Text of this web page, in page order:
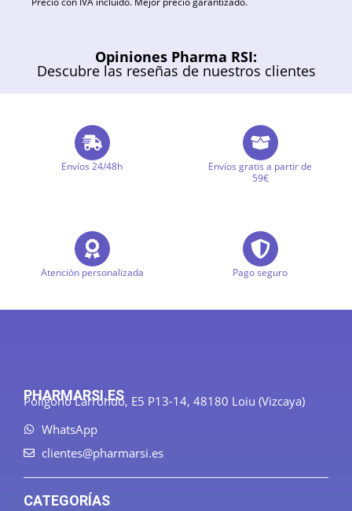
Opiniones Pharma RSI:
Descubre las reseñas de nuestros clientes
Envíos 24/48h
Envíos gratis a partir de
59€
Atención personalizada Pago seguro
PHARMARSI.ES
Polígono Larrondo, E5 P13-14, 48180 Loiu (Vizcaya)
WhatsApp
clientes@pharmarsi.es
CATEGORÍAS